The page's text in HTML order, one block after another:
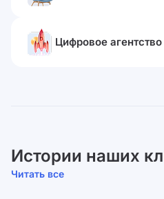
Цифровое агентство
Истории наших
Читать все